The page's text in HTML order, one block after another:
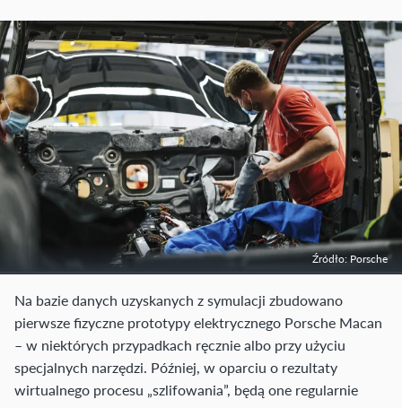
Źródło: Porsche
Na bazie danych uzyskanych z symulacji zbudowano
pierwsze fizyczne prototypy elektrycznego Porsche Macan
– w niektórych przypadkach ręcznie albo przy użyciu
specjalnych narzędzi. Później, w oparciu o rezultaty
wirtualnego procesu „szlifowania”, będą one regularnie